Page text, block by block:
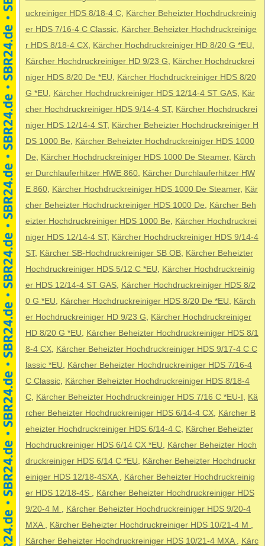
uckreiniger HDS 8/18-4 C Kärcher Beheizter Hochdruckreinig
er HDS 7/16-4 C Classic Kärcher Beheizter Hochdruckreinige
r HDS 8/18-4 CX Kärcher Hochdruckreiniger HD 8/20 G *EU
Kärcher Hochdruckreiniger HD 9/23 G
Kärcher Hochdruckrei
niger HDS 8/20 De *EU
Kärcher Hochdruckreiniger HDS 8/20
G *EU
Kärcher Hochdruckreiniger HDS 12/14-4 ST GAS Kär
cher Hochdruckreiniger HDS 9/14-4 ST, Kärcher Hochdruckrei
niger HDS 12/14-4 ST, Kärcher Beheizter Hochdruckreiniger H
DS 1000 Be
Kärcher Beheizter Hochdruckreiniger HDS 1000
De
Kärcher Hochdruckreiniger HDS 1000 De Steamer, Kärch
er Durchlauferhitzer HWE 860 Kärcher Durchlauferhitzer HW
E 860 Kärcher Hochdruckreiniger HDS 1000 De Steamer, Kär
cher Beheizter Hochdruckreiniger HDS 1000 De
Kärcher Beh
eizter Hochdruckreiniger HDS 1000 Be
Kärcher Hochdruckrei
niger HDS 12/14-4 ST, Kärcher Hochdruckreiniger HDS 9/14-4
ST, Kärcher SB-Hochdruckreiniger SB OB Kärcher Beheizter
Hochdruckreiniger HDS 5/12 C *EU
Kärcher Hochdruckreinig
er HDS 12/14-4 ST GAS Kärcher Hochdruckreiniger HDS 8/2
0 G *EU
Kärcher Hochdruckreiniger HDS 8/20 De *EU
Kärch
er Hochdruckreiniger HD 9/23 G
Kärcher Hochdruckreiniger
HD 8/20 G *EU
Kärcher Beheizter Hochdruckreiniger HDS 8/1
8-4 CX Kärcher Beheizter Hochdruckreiniger HDS 9/17-4 C C
lassic *EU
Kärcher Beheizter Hochdruckreiniger HDS 7/16-4
C Classic Kärcher Beheizter Hochdruckreiniger HDS 8/18-4
C Kärcher Beheizter Hochdruckreiniger HDS 7/16 C *EU-I
Kä
rcher Beheizter Hochdruckreiniger HDS 6/14-4 CX Kärcher B
eheizter Hochdruckreiniger HDS 6/14-4 C Kärcher Beheizter
Hochdruckreiniger HDS 6/14 CX *EU
Kärcher Beheizter Hoch
druckreiniger HDS 6/14 C *EU
Kärcher Beheizter Hochdruckr
einiger HDS 12/18-4SXA
Kärcher Beheizter Hochdruckreinig
er HDS 12/18-4S
Kärcher Beheizter Hochdruckreiniger HDS
9/20-4 M
Kärcher Beheizter Hochdruckreiniger HDS 9/20-4
MXA
Kärcher Beheizter Hochdruckreiniger HDS 10/21-4 M
Kärcher Beheizter Hochdruckreiniger HDS 10/21-4 MXA
Kärc